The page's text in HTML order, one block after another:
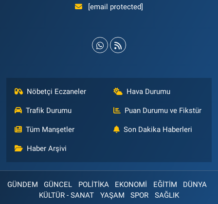
[email protected]
Nöbetçi Eczaneler Hava Durumu
Trafik Durumu Puan Durumu ve Fikstür
Tüm Manşetler Son Dakika Haberleri
Haber Arşivi
GÜNDEM GÜNCEL POLİTİKA EKONOMİ EĞİTİM
DÜNYA
KÜLTÜR - SANAT
YAŞAM SPOR SAĞLIK